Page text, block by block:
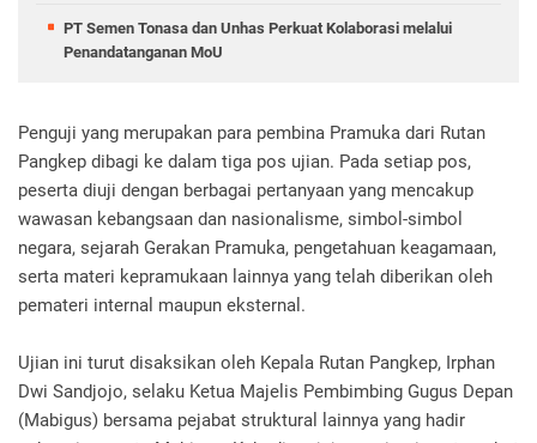
PT Semen Tonasa dan Unhas Perkuat Kolaborasi melalui
Penandatanganan MoU
Penguji yang merupakan para pembina Pramuka dari Rutan
Pangkep dibagi ke dalam tiga pos ujian. Pada setiap pos,
peserta diuji dengan berbagai pertanyaan yang mencakup
wawasan kebangsaan dan nasionalisme, simbol-simbol
negara, sejarah Gerakan Pramuka, pengetahuan keagamaan,
serta materi kepramukaan lainnya yang telah diberikan oleh
pemateri internal maupun eksternal.
Ujian ini turut disaksikan oleh Kepala Rutan Pangkep, Irphan
Dwi Sandjojo, selaku Ketua Majelis Pembimbing Gugus Depan
(Mabigus) bersama pejabat struktural lainnya yang hadir